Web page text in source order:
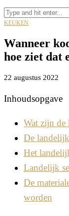
KEUKEN
Wanneer
hoe ziet dat
22 augustus 2022
Inhoudsopgave
Wat zijn de
De
Het
Landelijk
De
worden